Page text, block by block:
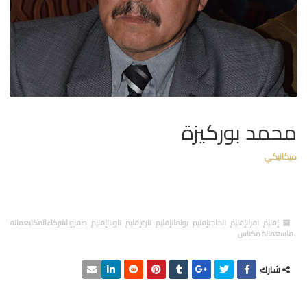
محمد بوركيزة
ميكانيكي
إقليم افرانإقليم الحاجبإقليم بولمانإقليم تازةإقليم تاوناتإقليم صفروالشركاءالمكتبعمالة
فاسعمالة مكناس
شارك